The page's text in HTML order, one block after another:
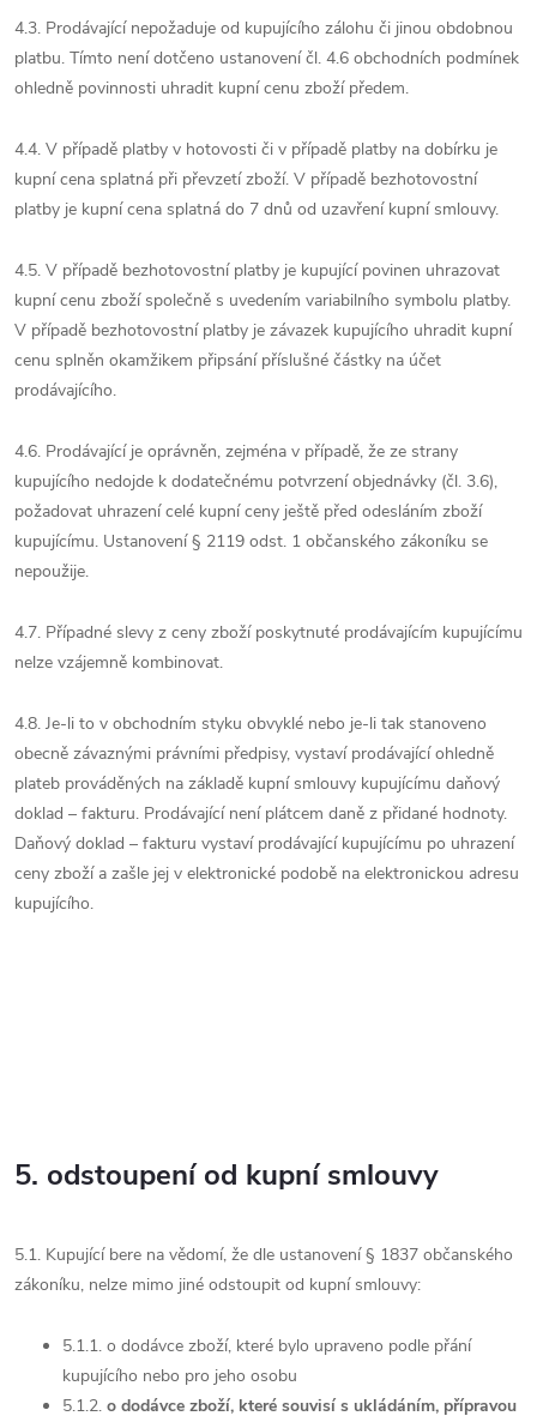
4.3. Prodávající nepožaduje od kupujícího zálohu či jinou obdobnou
platbu. Tímto není dotčeno ustanovení čl. 4.6 obchodních podmínek
ohledně povinnosti uhradit kupní cenu zboží předem.
4.4. V případě platby v hotovosti či v případě platby na dobírku je
kupní cena splatná při převzetí zboží. V případě bezhotovostní
platby je kupní cena splatná do 7 dnů od uzavření kupní smlouvy.
4.5. V případě bezhotovostní platby je kupující povinen uhrazovat
kupní cenu zboží společně s uvedením variabilního symbolu platby.
V případě bezhotovostní platby je závazek kupujícího uhradit kupní
cenu splněn okamžikem připsání příslušné částky na účet
prodávajícího.
4.6. Prodávající je oprávněn, zejména v případě, že ze strany
kupujícího nedojde k dodatečnému potvrzení objednávky (čl. 3.6),
požadovat uhrazení celé kupní ceny ještě před odesláním zboží
kupujícímu. Ustanovení § 2119 odst. 1 občanského zákoníku se
nepoužije.
4.7. Případné slevy z ceny zboží poskytnuté prodávajícím kupujícímu
nelze vzájemně kombinovat.
4.8. Je-li to v obchodním styku obvyklé nebo je-li tak stanoveno
obecně závaznými právními předpisy, vystaví prodávající ohledně
plateb prováděných na základě kupní smlouvy kupujícímu daňový
doklad – fakturu. Prodávající není plátcem daně z přidané hodnoty.
Daňový doklad – fakturu vystaví prodávající kupujícímu po uhrazení
ceny zboží a zašle jej v elektronické podobě na elektronickou adresu
kupujícího.
5. odstoupení od kupní smlouvy
5.1. Kupující bere na vědomí, že dle ustanovení § 1837 občanského
zákoníku, nelze mimo jiné odstoupit od kupní smlouvy:
5.1.1. o dodávce zboží, které bylo upraveno podle přání
kupujícího nebo pro jeho osobu
5.1.2. o dodávce zboží, které souvisí s ukládáním, přípravou